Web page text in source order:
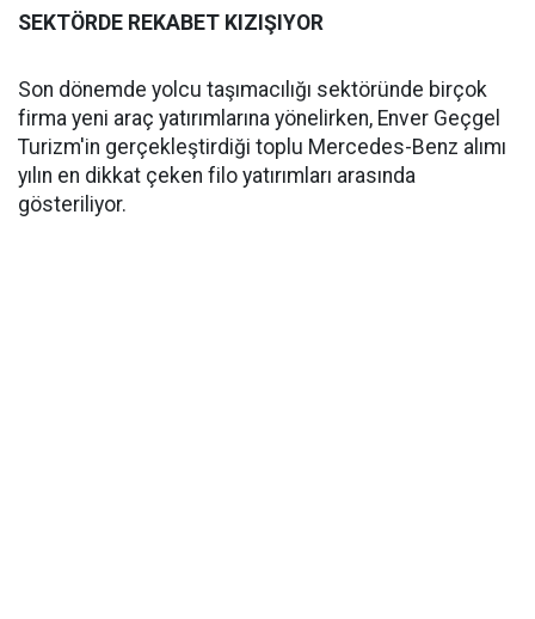
SEKTÖRDE REKABET KIZIŞIYOR
Son dönemde yolcu taşımacılığı sektöründe birçok
firma yeni araç yatırımlarına yönelirken, Enver Geçgel
Turizm'in gerçekleştirdiği toplu Mercedes-Benz alımı
yılın en dikkat çeken filo yatırımları arasında
gösteriliyor.